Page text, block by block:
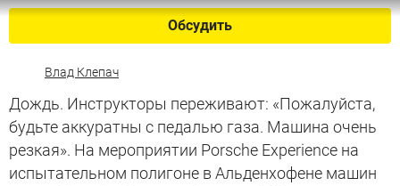
Обсудить
Влад Клепач
Дождь. Инструкторы переживают: «Пожалуйста,
будьте аккуратны с педалью газа. Машина очень
резкая». На мероприятии Porsche Experience на
испытательном полигоне в Альденхофене машин